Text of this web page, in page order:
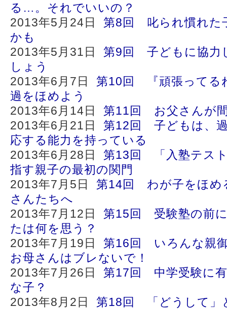
る…。それでいいの？
2013年5月24日 第8回 叱られ慣れた
かも
2013年5月31日 第9回 子どもに協力
しょう
2013年6月7日 第10回 『頑張ってる
過をほめよう
2013年6月14日 第11回 お父さんが
2013年6月21日 第12回 子どもは、
応する能力を持っている
2013年6月28日 第13回 「入塾テス
指す親子の最初の関門
2013年7月5日 第14回 わが子をほめ
さんたちへ
2013年7月12日 第15回 受験塾の前
たは何を思う？
2013年7月19日 第16回 いろんな親
お母さんはブレないで！
2013年7月26日 第17回 中学受験に
な子？
2013年8月2日 第18回 「どうして」